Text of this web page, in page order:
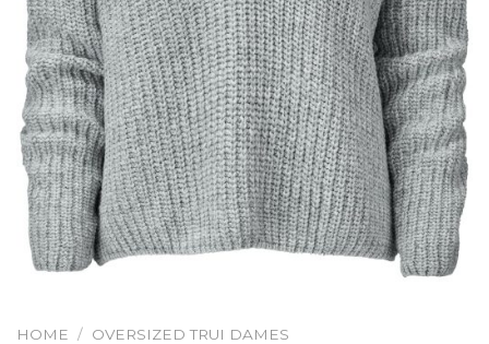
HOME / OVERSIZED TRUI DAMES